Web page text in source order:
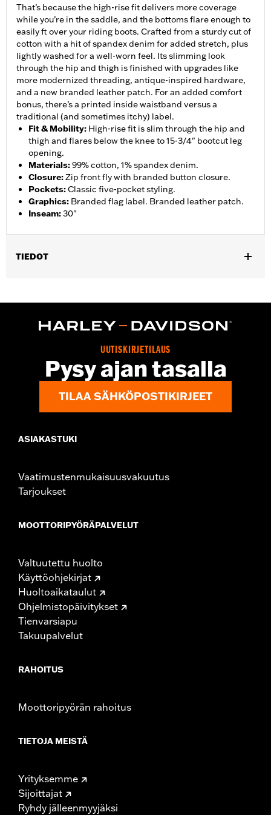
That’s because the high-rise fit delivers more coverage
while you’re in the saddle, and the bottoms flare enough to
easily ft over your riding boots. Crafted from a sturdy cut of
cotton with a hit of spandex denim for added stretch, plus
lightly washed for a well-worn feel. Its slimming look
through the hip and thigh is finished with upgrades like
more modernized threading, antique-inspired hardware,
and a new branded leather patch. For an added comfort
bonus, there’s a printed inside waistband versus a
traditional (and sometimes itchy) label.
Fit & Mobility: High-rise fit is slim through the hip and
thigh and flares below the knee to 15-3/4" bootcut leg
opening.
Materials:99% cotton, 1% spandex denim.
Closure:Zip front fly with branded button closure.
Pockets:Classic five-pocket styling.
Graphics: Branded flag label. Branded leather patch.
Inseam:30"
TIEDOT
WARRANTY:2 year limited warranty - Go towww.h-
Pant Style:Bootcut
UUTISKIRJETILAUS
Pysy ajan tasalla
TILAA SÄHKÖPOSTIKIRJEET
ASIAKASTUKI
Vaatimustenmukaisuusvakuutus
Tarjoukset
MOOTTORIPYÖRÄPALVELUT
Valtuutettu huolto
Käyttöohjekirjat
Huoltoaikataulut
Ohjelmistopäivitykset
Tienvarsiapu
Takuupalvelut
RAHOITUS
Moottoripyörän rahoitus
TIETOJA MEISTÄ
Yrityksemme
Sijoittajat
Ryhdy jälleenmyyjäksi